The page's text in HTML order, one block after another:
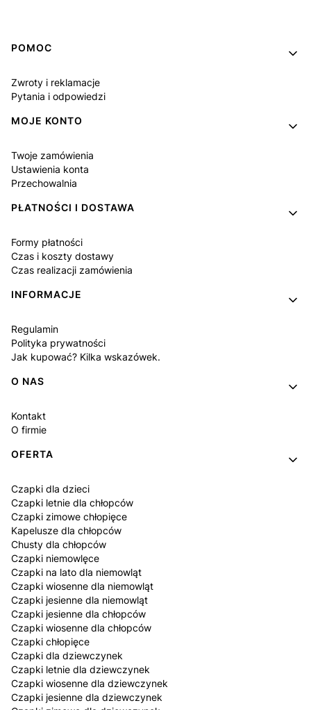
Linki w stopce
POMOC
Zwroty i reklamacje
Pytania i odpowiedzi
MOJE KONTO
Twoje zamówienia
Ustawienia konta
Przechowalnia
PŁATNOŚCI I DOSTAWA
Formy płatności
Czas i koszty dostawy
Czas realizacji zamówienia
INFORMACJE
Regulamin
Polityka prywatności
Jak kupować? Kilka wskazówek.
O NAS
Kontakt
O firmie
OFERTA
Czapki dla dzieci
Czapki letnie dla chłopców
Czapki zimowe chłopięce
Kapelusze dla chłopców
Chusty dla chłopców
Czapki niemowlęce
Czapki na lato dla niemowląt
Czapki wiosenne dla niemowląt
Czapki jesienne dla niemowląt
Czapki jesienne dla chłopców
Czapki wiosenne dla chłopców
Czapki chłopięce
Czapki dla dziewczynek
Czapki letnie dla dziewczynek
Czapki wiosenne dla dziewczynek
Czapki jesienne dla dziewczynek